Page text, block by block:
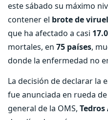
este sábado su máximo
contener el brote de
que ha afectado a casi
mortales, en 75 países,
donde la enfermedad no
La decisión de declarar la
fue anunciada en rueda
general de la OMS,